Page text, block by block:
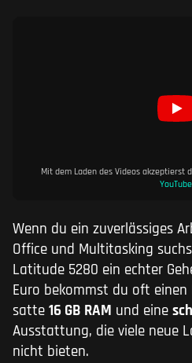
Mit dem Laden des Videos akzeptierst
YouTube
Wenn du ein zuverlässiges
Office und Multitasking
Latitude 5280 ein echter
Euro bekommst du oft einen
satte 16 GB RAM und eine
Ausstattung, die viele neue
nicht bieten.